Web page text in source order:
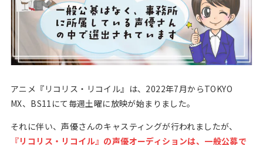
アニメ『リコリス・リコイル』は、2022年7月からTOKYO
MX、BS11にて毎週土曜に放映が始まりました。
それに伴い、声優さんのキャスティングが行われましたが、
『リコリス・リコイル』の声優オーディションは、一般公募で